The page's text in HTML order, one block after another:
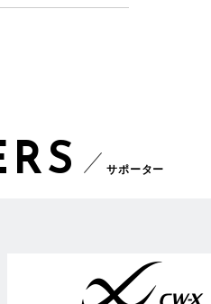
サポーター